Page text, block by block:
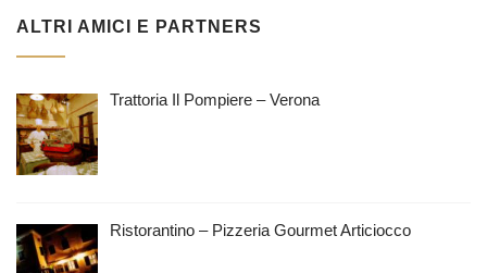
ALTRI AMICI E PARTNERS
Trattoria Il Pompiere – Verona
Ristorantino – Pizzeria Gourmet Articiocco